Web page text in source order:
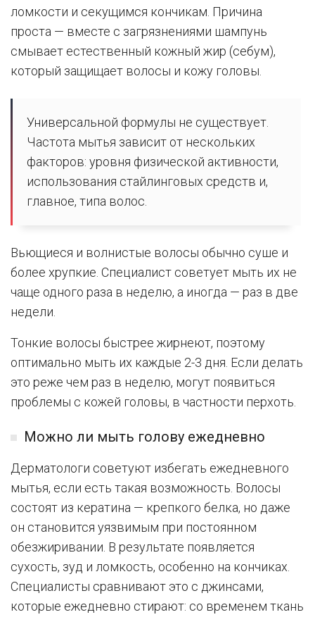
ломкости и секущимся кончикам. Причина
проста — вместе с загрязнениями шампунь
смывает естественный кожный жир (себум),
который защищает волосы и кожу головы.
Универсальной формулы не существует.
Частота мытья зависит от нескольких
факторов: уровня физической активности,
использования стайлинговых средств и,
главное, типа волос.
Вьющиеся и волнистые волосы обычно суше и
более хрупкие. Специалист советует мыть их не
чаще одного раза в неделю, а иногда — раз в две
недели.
Тонкие волосы быстрее жирнеют, поэтому
оптимально мыть их каждые 2-3 дня. Если делать
это реже чем раз в неделю, могут появиться
проблемы с кожей головы, в частности перхоть.
Можно ли мыть голову ежедневно
Дерматологи советуют избегать ежедневного
мытья, если есть такая возможность. Волосы
состоят из кератина — крепкого белка, но даже
он становится уязвимым при постоянном
обезжиривании. В результате появляется
сухость, зуд и ломкость, особенно на кончиках.
Специалисты сравнивают это с джинсами,
которые ежедневно стирают: со временем ткань